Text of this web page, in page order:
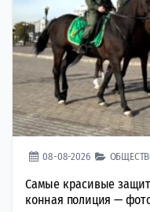
08-08-2026
Самые красивые
конная полиция —